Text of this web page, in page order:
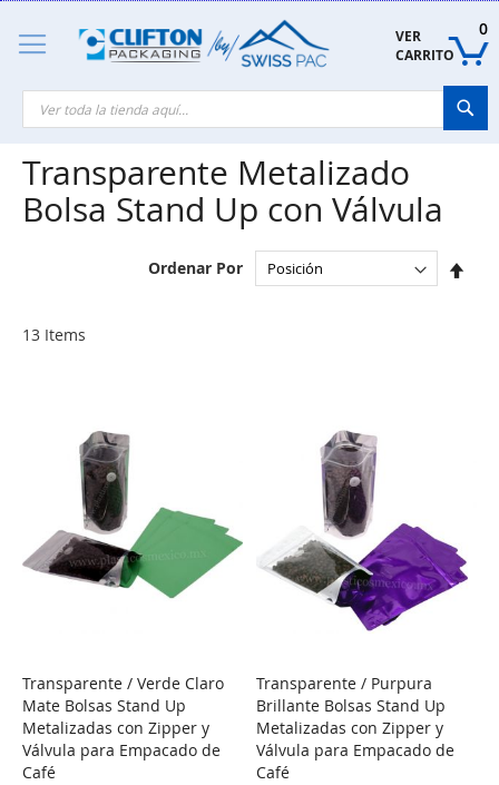
Skip
Content
VER
CARRITO
0
Transparente Metalizado
Bolsa Stand Up con Válvula
13 Items
Ordenar Por
COMPARE
Transparente / Verde Claro
Mate Bolsas Stand Up
Metalizadas con Zipper y
Válvula para Empacado de
Café
COMPARE
Transparente / Purpura
Brillante Bolsas Stand Up
Metalizadas con Zipper y
Válvula para Empacado de
Café